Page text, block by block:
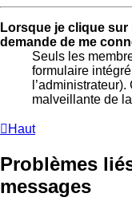
Lorsque je clique sur
demande de me
Seuls les
formulaire
malveillante de
Haut
Problèmes
messages